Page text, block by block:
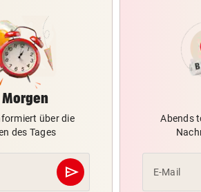
über die
des Tages
send
Abschicken
Abends
E-Mail